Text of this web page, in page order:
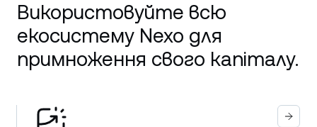
Використовуйте всю
екосистему Nexo для
примноження свого капіталу.